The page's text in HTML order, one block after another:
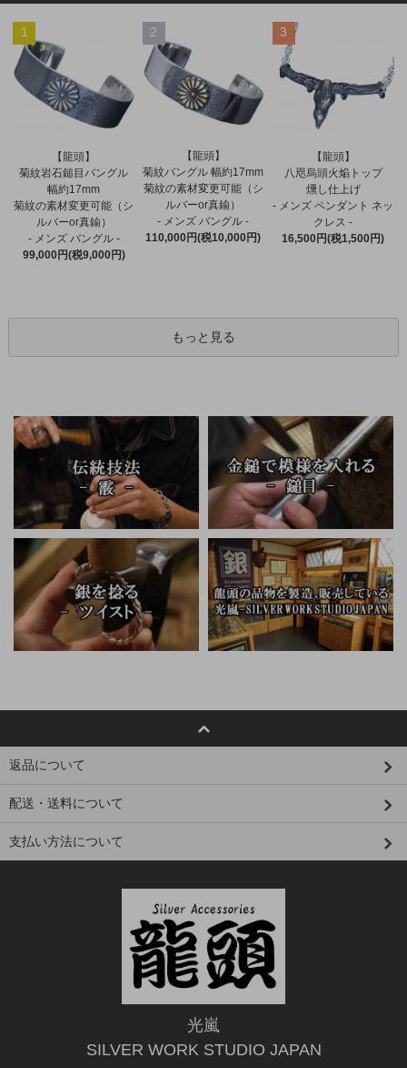
1
【龍頭】
菊紋岩石鎚目バングル
幅約17mm
菊紋の素材変更可能（シ
ルバーor真鍮）
- メンズ バングル -
99,000円(税9,000円)
2
【龍頭】
菊紋バングル 幅約17mm
菊紋の素材変更可能（シ
ルバーor真鍮）
- メンズ バングル -
110,000円(税10,000円)
3
【龍頭】
八咫烏頭火焔トップ
燻し仕上げ
- メンズ ペンダント ネッ
クレス -
16,500円(税1,500円)
もっと見る
返品について
配送・送料について
支払い方法について
光嵐
SILVER WORK STUDIO JAPAN